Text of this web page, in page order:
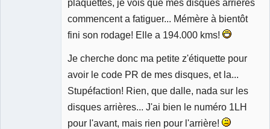
plaquettes, je vois que mes disques arrières
commencent a fatiguer... Mémère à bientôt
fini son rodage! Elle a 194.000 kms!
Je cherche donc ma petite z'étiquette pour
avoir le code PR de mes disques, et la...
Stupéfaction! Rien, que dalle, nada sur les
disques arrières... J'ai bien le numéro 1LH
pour l'avant, mais rien pour l'arrière!